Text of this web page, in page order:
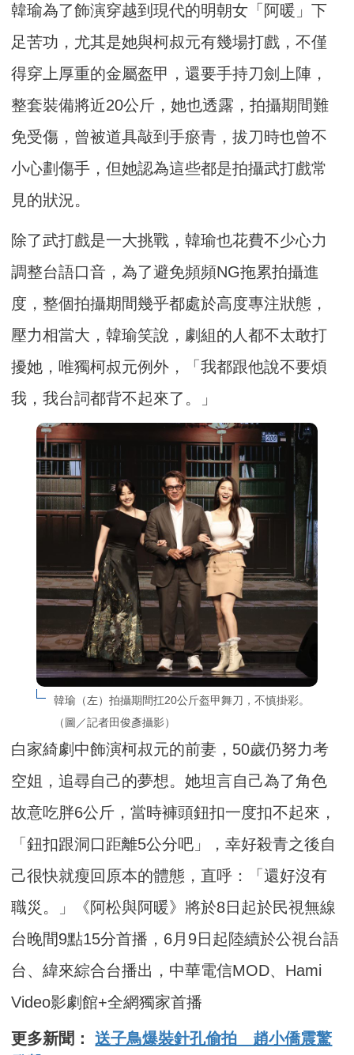
韓瑜為了飾演穿越到現代的明朝女「阿暖」下
足苦功，尤其是她與柯叔元有幾場打戲，不僅
得穿上厚重的金屬盔甲，還要手持刀劍上陣，
整套裝備將近20公斤，她也透露，拍攝期間難
免受傷，曾被道具敲到手瘀青，拔刀時也曾不
小心劃傷手，但她認為這些都是拍攝武打戲常
見的狀況。
除了武打戲是一大挑戰，韓瑜也花費不少心力
調整台語口音，為了避免頻頻NG拖累拍攝進
度，整個拍攝期間幾乎都處於高度專注狀態，
壓力相當大，韓瑜笑說，劇組的人都不太敢打
擾她，唯獨柯叔元例外，「我都跟他說不要煩
我，我台詞都背不起來了。」
韓瑜（左）拍攝期間扛20公斤盔甲舞刀，不慎掛彩。
（圖／記者田俊彥攝影）
白家綺劇中飾演柯叔元的前妻，50歲仍努力考
空姐，追尋自己的夢想。她坦言自己為了角色
故意吃胖6公斤，當時褲頭鈕扣一度扣不起來，
「鈕扣跟洞口距離5公分吧」，幸好殺青之後自
己很快就瘦回原本的體態，直呼：「還好沒有
職災。」《阿松與阿暖》將於8日起於民視無線
台晚間9點15分首播，6月9日起陸續於公視台語
台、緯來綜合台播出，中華電信MOD、Hami
Video影劇館+全網獨家首播
更多新聞：送子鳥爆裝針孔偷拍 趙小僑震驚